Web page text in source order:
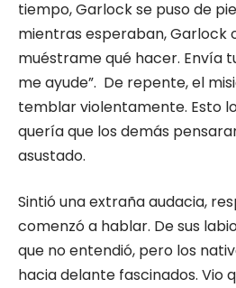
tiempo, Garlock se puso de
mientras esperaban, Garlock
muéstrame qué hacer. Envía
me ayude”. De repente, el
temblar violentamente. Esto
quería que los demás
asustado.
Sintió una extraña audacia,
comenzó a hablar. De sus
que no entendió, pero los
hacia delante fascinados. Vio